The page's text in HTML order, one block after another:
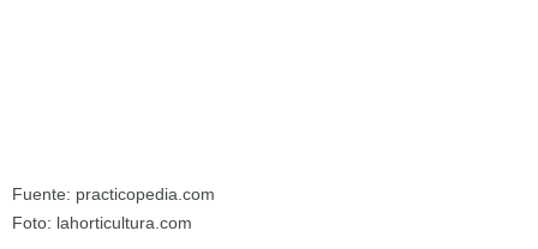
Fuente: practicopedia.com
Foto: lahorticultura.com